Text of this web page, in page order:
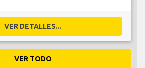
VER DETALLES...
VER TODO